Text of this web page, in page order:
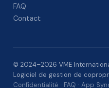
FAQ
Contact
© 2024–2026 VME
Logiciel de gestion de
Confidentialité · FAQ · App